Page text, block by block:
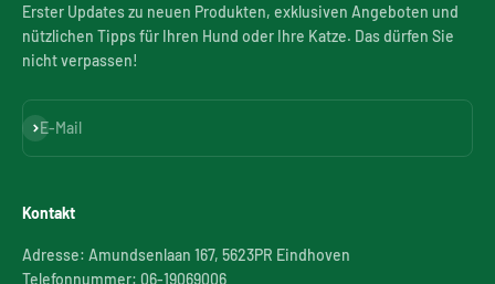
Erster Updates zu neuen Produkten, exklusiven Angeboten und
nützlichen Tipps für Ihren Hund oder Ihre Katze. Das dürfen Sie
nicht verpassen!
E-Mail
Abonnieren
Kontakt
Adresse: Amundsenlaan 167, 5623PR Eindhoven
Telefonnummer: 06-19069006